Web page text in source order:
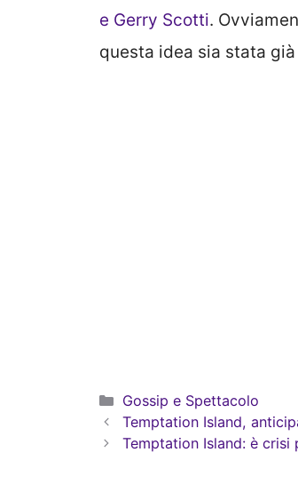
e Gerry Scotti.
questa idea sia stata
Categorie
Gossip e Spettacolo
Temptation Island,
Temptation Island: è